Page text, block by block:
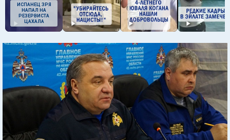
ИСПАНЕЦ ЗРЯ
НАПАЛ НА
РЕЗЕРВИСТА
ЦАХАЛА